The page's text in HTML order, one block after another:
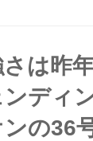
2回目のタ
会は、スープ
TOM'S
は昨
ンディ
ンの36